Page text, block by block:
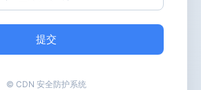
提交
© CDN 安全防护系统